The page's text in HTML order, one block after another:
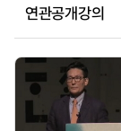
연관공개강의